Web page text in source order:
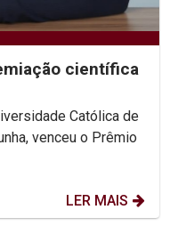
científica
Católica de
venceu o Prêmio
LER MAIS